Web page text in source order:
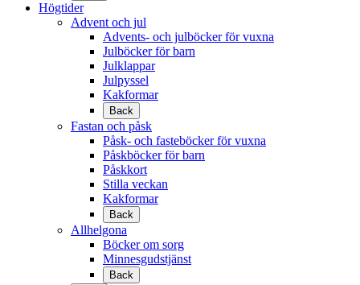
Högtider
Advent och jul
Advents- och julböcker för vuxna
Julböcker för barn
Julklappar
Julpyssel
Kakformar
Back
Fastan och påsk
Påsk- och fasteböcker för vuxna
Påskböcker för barn
Påskkort
Stilla veckan
Kakformar
Back
Allhelgona
Böcker om sorg
Minnesgudstjänst
Back